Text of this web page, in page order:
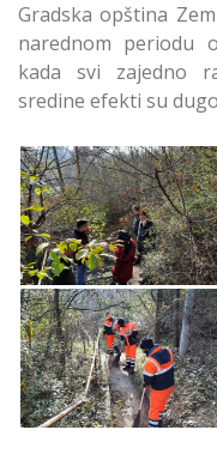
Gradska opština
narednom periodu
kada svi zajedno
sredine efekti su
Očišćeno
kod Ulice
Put u Zemunu
Očišćeno
kod Ulice
Put u Zemunu